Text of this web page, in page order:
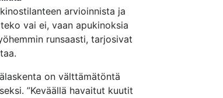
arvioinnista ja
vai ei, vaan apukinoksia
runsaasti, tarjosivat
on välttämätöntä
”Keväällä havaitut kuutit